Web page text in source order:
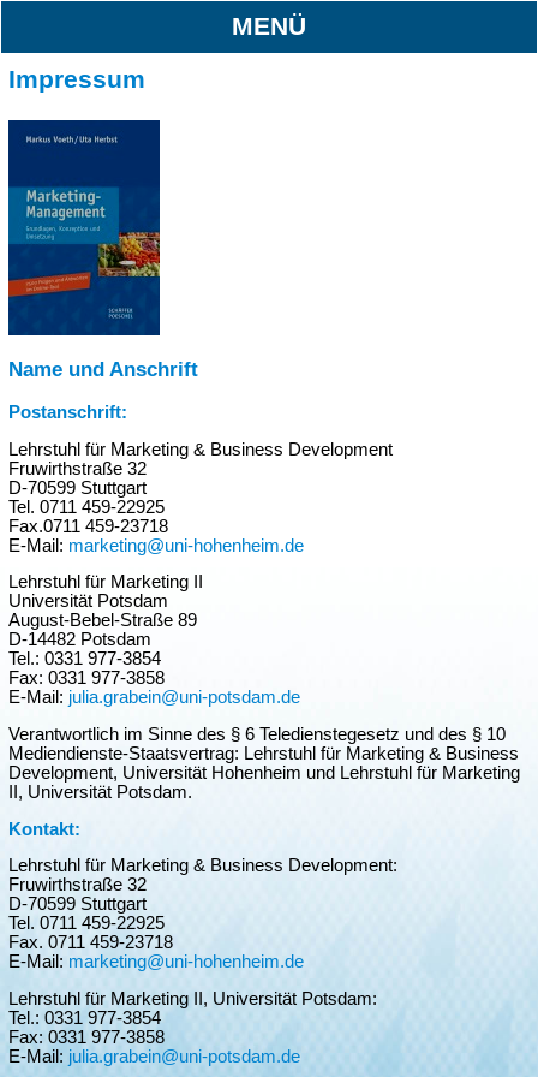
MENÜ
Impressum
Name und Anschrift
Postanschrift:
Lehrstuhl für Marketing & Business Development
Fruwirthstraße 32
D-70599 Stuttgart
Tel. 0711 459-22925
Fax.0711 459-23718
E-Mail: marketing@uni-hohenheim.de
Lehrstuhl für Marketing II
Universität Potsdam
August-Bebel-Straße 89
D-14482 Potsdam
Tel.: 0331 977-3854
Fax: 0331 977-3858
E-Mail: julia.grabein@uni-potsdam.de
Verantwortlich im Sinne des § 6 Teledienstegesetz und des § 10
Mediendienste-Staatsvertrag: Lehrstuhl für Marketing & Business
Development, Universität Hohenheim und Lehrstuhl für Marketing
II, Universität Potsdam.
Kontakt:
Lehrstuhl für Marketing & Business Development:
Fruwirthstraße 32
D-70599 Stuttgart
Tel. 0711 459-22925
Fax. 0711 459-23718
E-Mail: marketing@uni-hohenheim.de
Lehrstuhl für Marketing II, Universität Potsdam:
Tel.: 0331 977-3854
Fax: 0331 977-3858
E-Mail: julia.grabein@uni-potsdam.de